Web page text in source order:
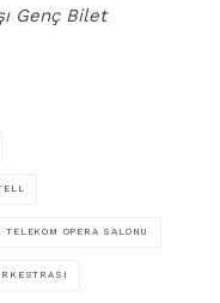
Genç Bilet
OPERA SALONU